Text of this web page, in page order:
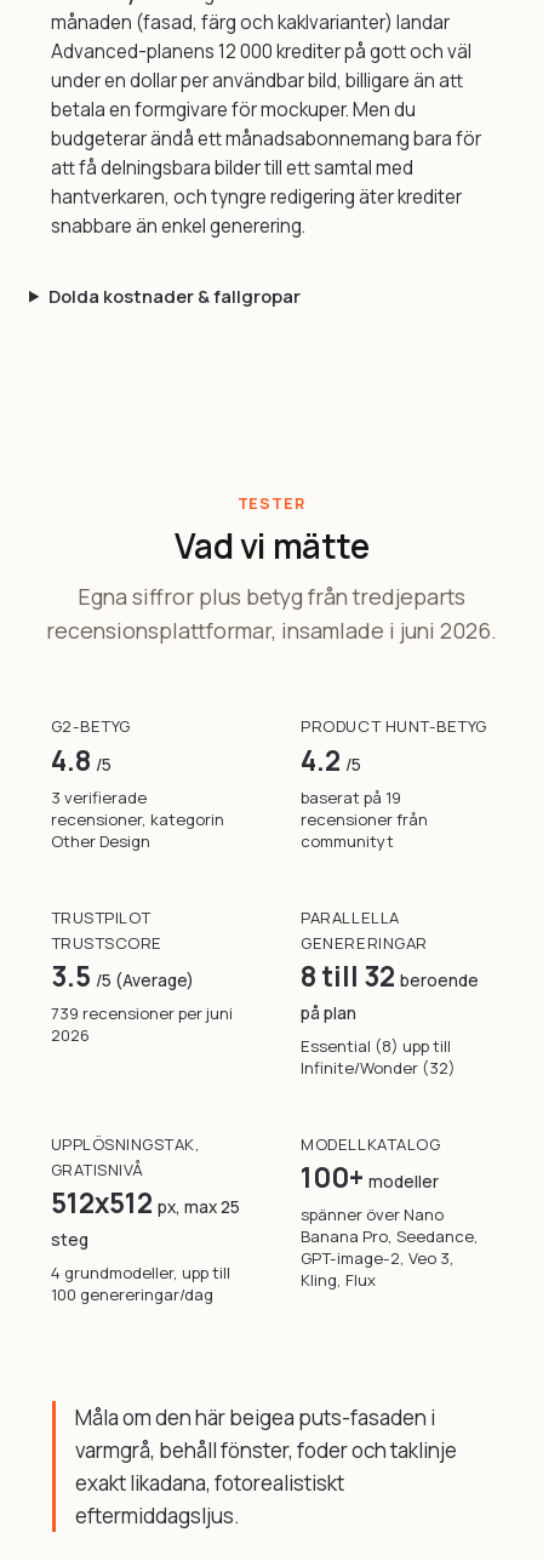
månaden (fasad, färg och kaklvarianter) landar
Advanced-planens 12 000 krediter på gott och väl
under en dollar per användbar bild, billigare än att
betala en formgivare för mockuper. Men du
budgeterar ändå ett månadsabonnemang bara för
att få delningsbara bilder till ett samtal med
hantverkaren, och tyngre redigering äter krediter
snabbare än enkel generering.
Dolda kostnader & fallgropar
TESTER
Vad vi mätte
Egna siffror plus betyg från tredjeparts
recensionsplattformar, insamlade i juni 2026.
G2-BETYG
4.8 /5
3 verifierade
recensioner, kategorin
Other Design
PRODUCT HUNT-BETYG
4.2 /5
baserat på 19
recensioner från
communityt
TRUSTPILOT
TRUSTSCORE
3.5 /5 (Average)
739 recensioner per juni
2026
PARALLELLA
GENERERINGAR
8 till 32beroende
på plan
Essential (8) upp till
Infinite/Wonder (32)
UPPLÖSNINGSTAK,
GRATISNIVÅ
512x512 px, max 25
steg
4 grundmodeller, upp till
100 genereringar/dag
MODELLKATALOG
100+modeller
spänner över Nano
Banana Pro, Seedance,
GPT-image-2, Veo 3,
Kling, Flux
Måla om den här beigea puts-fasaden i
varmgrå, behåll fönster, foder och taklinje
exakt likadana, fotorealistiskt
eftermiddagsljus.